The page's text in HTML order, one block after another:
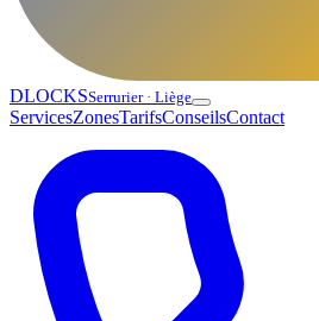
DLOCKSSerrurier · Liège
ServicesZonesTarifsConseilsContact